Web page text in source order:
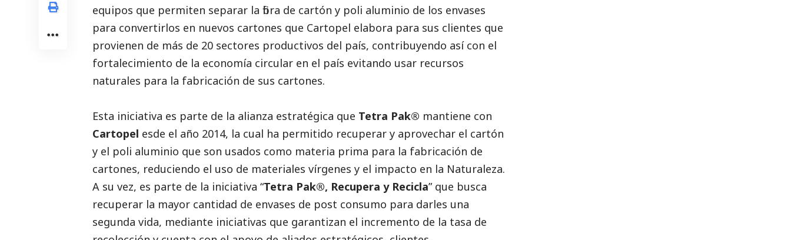
equipos que permiten separar la fibra de cartón y poli aluminio de los envases
para convertirlos en nuevos cartones que Cartopel elabora para sus clientes que
provienen de más de 20 sectores productivos del país, contribuyendo así con el
fortalecimiento de la economía circular en el país evitando usar recursos
naturales para la fabricación de sus cartones.
Esta iniciativa es parte de la alianza estratégica que Tetra Pak® mantiene con
Cartopel esde el año 2014, la cual ha permitido recuperar y aprovechar el cartón
y el poli aluminio que son usados como materia prima para la fabricación de
cartones, reduciendo el uso de materiales vírgenes y el impacto en la Naturaleza.
A su vez, es parte de la iniciativa “Tetra Pak®, Recupera y Recicla” que busca
recuperar la mayor cantidad de envases de post consumo para darles una
segunda vida, mediante iniciativas que garantizan el incremento de la tasa de